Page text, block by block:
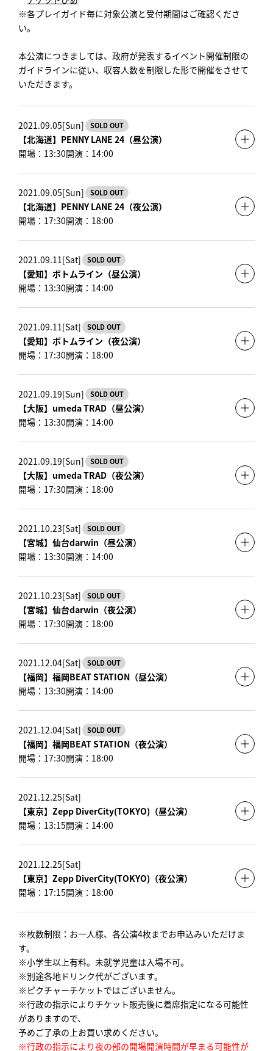
※各プレイガイド毎に対象公演と受付期間はご確認くださ
い。
本公演につきましては、政府が発表するイベント開催制限の
ガイドラインに従い、収容人数を制限した形で開催をさせて
いただきます。
【北海道】PENNY LANE 24（昼公演）
2021.09.05[Sun] SOLD OUT
開場：13:30開演：14:00
【北海道】PENNY LANE 24（夜公演）
2021.09.05[Sun] SOLD OUT
開場：17:30開演：18:00
【愛知】ボトムライン（昼公演）
2021.09.11[Sat] SOLD OUT
開場：13:30開演：14:00
【愛知】ボトムライン（夜公演）
2021.09.11[Sat] SOLD OUT
開場：17:30開演：18:00
【大阪】umeda TRAD（昼公演）
2021.09.19[Sun] SOLD OUT
開場：13:30開演：14:00
【大阪】umeda TRAD（夜公演）
2021.09.19[Sun] SOLD OUT
開場：17:30開演：18:00
【宮城】仙台darwin（昼公演）
2021.10.23[Sat] SOLD OUT
開場：13:30開演：14:00
【宮城】仙台darwin（夜公演）
2021.10.23[Sat] SOLD OUT
開場：17:30開演：18:00
【福岡】福岡BEAT STATION（昼公演）
2021.12.04[Sat] SOLD OUT
開場：13:30開演：14:00
【福岡】福岡BEAT STATION（夜公演）
2021.12.04[Sat] SOLD OUT
開場：17:30開演：18:00
【東京】Zepp DiverCity(TOKYO)（昼公演）
2021.12.25[Sat]
開場：13:15開演：14:00
【東京】Zepp DiverCity(TOKYO)（夜公演）
2021.12.25[Sat]
開場：17:15開演：18:00
※枚数制限：お一人様、各公演4枚までお申込みいただけま
す。
※小学生以上有料。未就学児童は入場不可。
※別途各地ドリンク代がございます。
※ピクチャーチケットではございません。
※行政の指示によりチケット販売後に着席指定になる可能性
がありますので、
予めご了承の上お買い求めください。
※行政の指示により夜の部の開場開演時間が早まる可能性が